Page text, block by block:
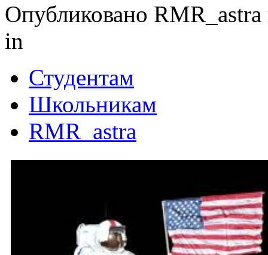
Опубликовано
in
Студентам
Школьникам
RMR_astra